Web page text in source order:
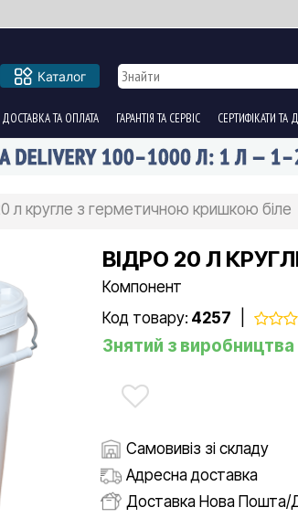
Каталог
ДОСТАВКА ТА ОПЛАТА ГАРАНТІЯ ТА СЕРВІС СЕРТИФІКАТИ
л кругле з герметичною кришкою біле
ВІДРО 20 Л
Компонент
Код товару: 4257
Знятий з виробництва
Самовивіз зі складу
Адресна доставка
Доставка Нова Пошта/